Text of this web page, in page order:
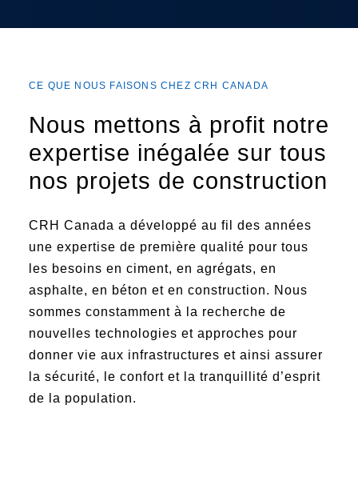
En savoir plus sur nos priorités en
CARRIÈRES
et plus encore.
Découvrez les dernières nouvelles
de l'écosystème CRH Canada et
de ses unités d'affaires.
CE QUE NOUS FAISONS CHEZ CRH CANADA
Nous mettons à profit notre
expertise inégalée sur tous
nos projets de construction
CRH Canada a développé au fil des années
une expertise de première qualité pour tous
les besoins en ciment, en agrégats, en
asphalte, en béton et en construction. Nous
sommes constamment à la recherche de
nouvelles technologies et approches pour
donner vie aux infrastructures et ainsi assurer
la sécurité, le confort et la tranquillité d’esprit
de la population.